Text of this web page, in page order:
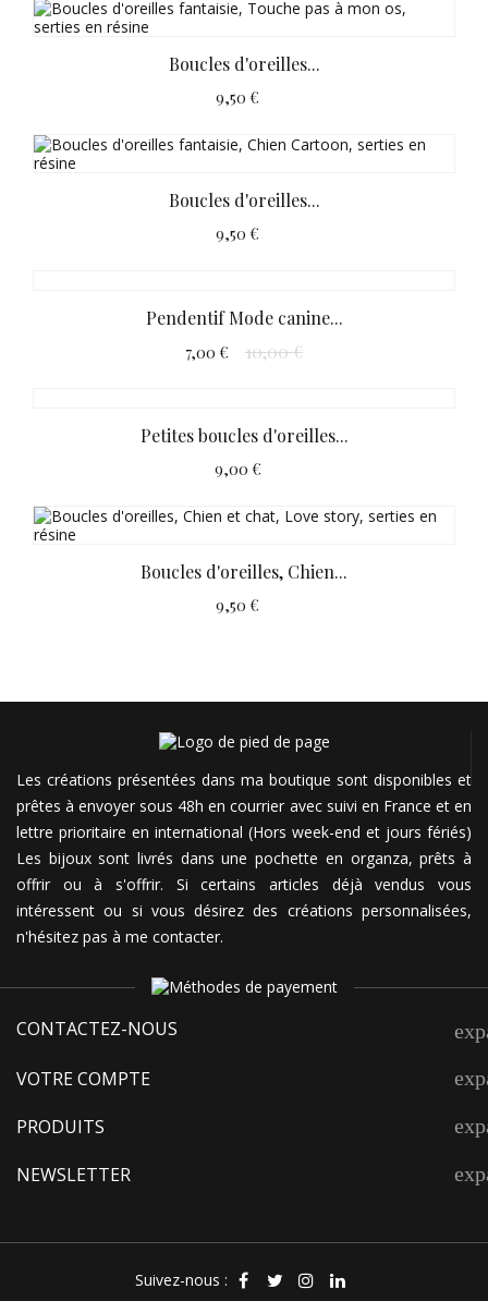
Boucles d'oreilles...
9,50 €
Boucles d'oreilles...
9,50 €
Pendentif Mode canine...
7,00 € 10,00 €
Petites boucles d'oreilles...
9,00 €
Boucles d'oreilles, Chien...
9,50 €
Les créations présentées dans ma boutique sont disponibles et
prêtes à envoyer sous 48h en courrier avec suivi en France et en
lettre prioritaire en international (Hors week-end et jours fériés)
Les bijoux sont livrés dans une pochette en organza, prêts à
offrir ou à s'offrir. Si certains articles déjà vendus vous
intéressent ou si vous désirez des créations personnalisées,
n'hésitez pas à me contacter.
CONTACTEZ-NOUS
VOTRE COMPTE
PRODUITS
NEWSLETTER
Suivez-nous :